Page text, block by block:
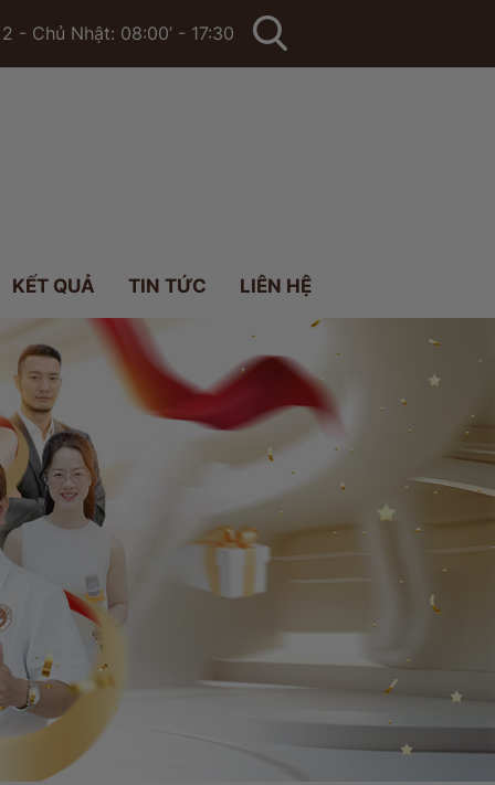
- Chủ Nhật: 08:00’ - 17:30
KẾT QUẢ TIN TỨC LIÊN HỆ